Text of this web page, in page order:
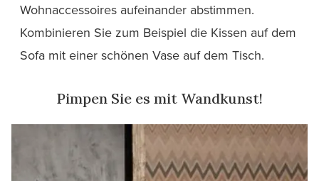
Wohnaccessoires aufeinander abstimmen.
Kombinieren Sie zum Beispiel die Kissen auf dem
Sofa mit einer schönen Vase auf dem Tisch.
Pimpen Sie es mit Wandkunst!